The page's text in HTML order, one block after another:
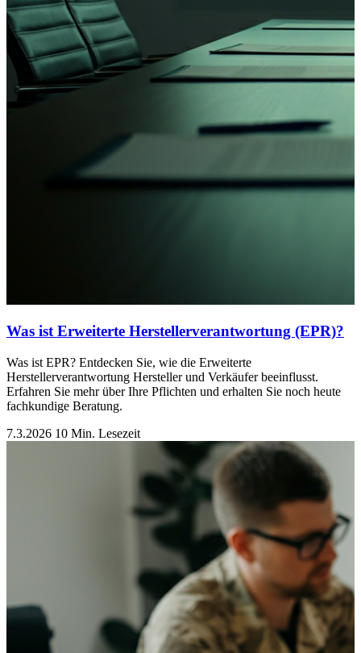
Was ist Erweiterte Herstellerverantwortung (EPR)?
Was ist EPR? Entdecken Sie, wie die Erweiterte
Herstellerverantwortung Hersteller und Verkäufer beeinflusst.
Erfahren Sie mehr über Ihre Pflichten und erhalten Sie noch heute
fachkundige Beratung.
7.3.2026 10 Min. Lesezeit